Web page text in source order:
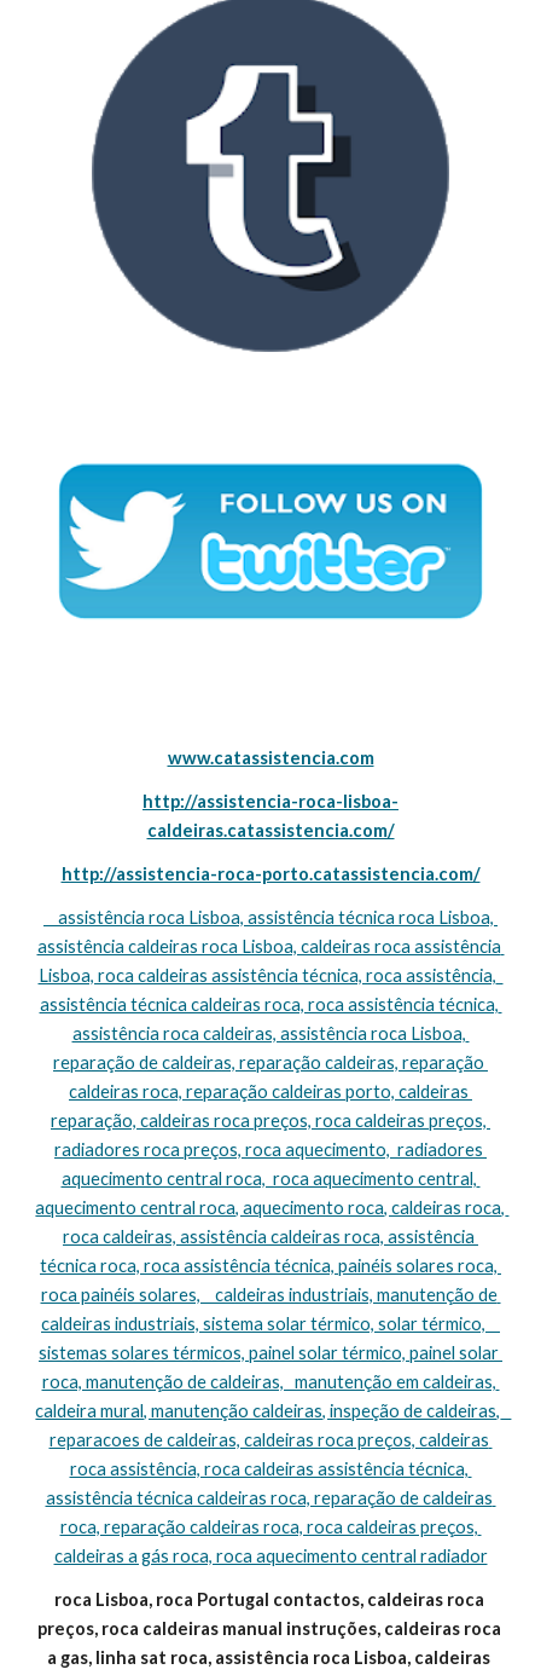
www.catassistencia.com
http://assistencia-roca-lisboa-
caldeiras.catassistencia.com/
http://assistencia-roca-porto.catassistencia.com/
assistência caldeiras roca Lisboa, caldeiras roca assistência
Lisboa, roca caldeiras assistência técnica, roca assistência,
assistência técnica caldeiras roca, roca assistência técnica,
assistência roca caldeiras, assistência roca Lisboa,
reparação de caldeiras, reparação caldeiras, reparação
caldeiras roca, reparação caldeiras porto, caldeiras
reparação, caldeiras roca preços, roca caldeiras preços,
radiadores roca preços, roca aquecimento,  radiadores
aquecimento central roca,  roca aquecimento central,
aquecimento central roca, aquecimento roca, caldeiras roca,
roca caldeiras, assistência caldeiras roca, assistência
técnica roca, roca assistência técnica, painéis solares roca,
roca painéis solares,    caldeiras industriais, manutenção de
caldeiras industriais, sistema solar térmico, solar térmico,
sistemas solares térmicos, painel solar térmico, painel solar
roca, manutenção de caldeiras,   manutenção em caldeiras,
caldeira mural, manutenção caldeiras, inspeção de caldeiras,
reparacoes de caldeiras, caldeiras roca preços, caldeiras
roca assistência, roca caldeiras assistência técnica,
assistência técnica caldeiras roca, reparação de caldeiras
roca, reparação caldeiras roca, roca caldeiras preços,
caldeiras a gás roca, roca aquecimento central radiador
roca Lisboa, roca Portugal contactos, caldeiras roca
preços, roca caldeiras manual instruções, caldeiras roca
a gas, linha sat roca, assistência roca Lisboa, caldeiras